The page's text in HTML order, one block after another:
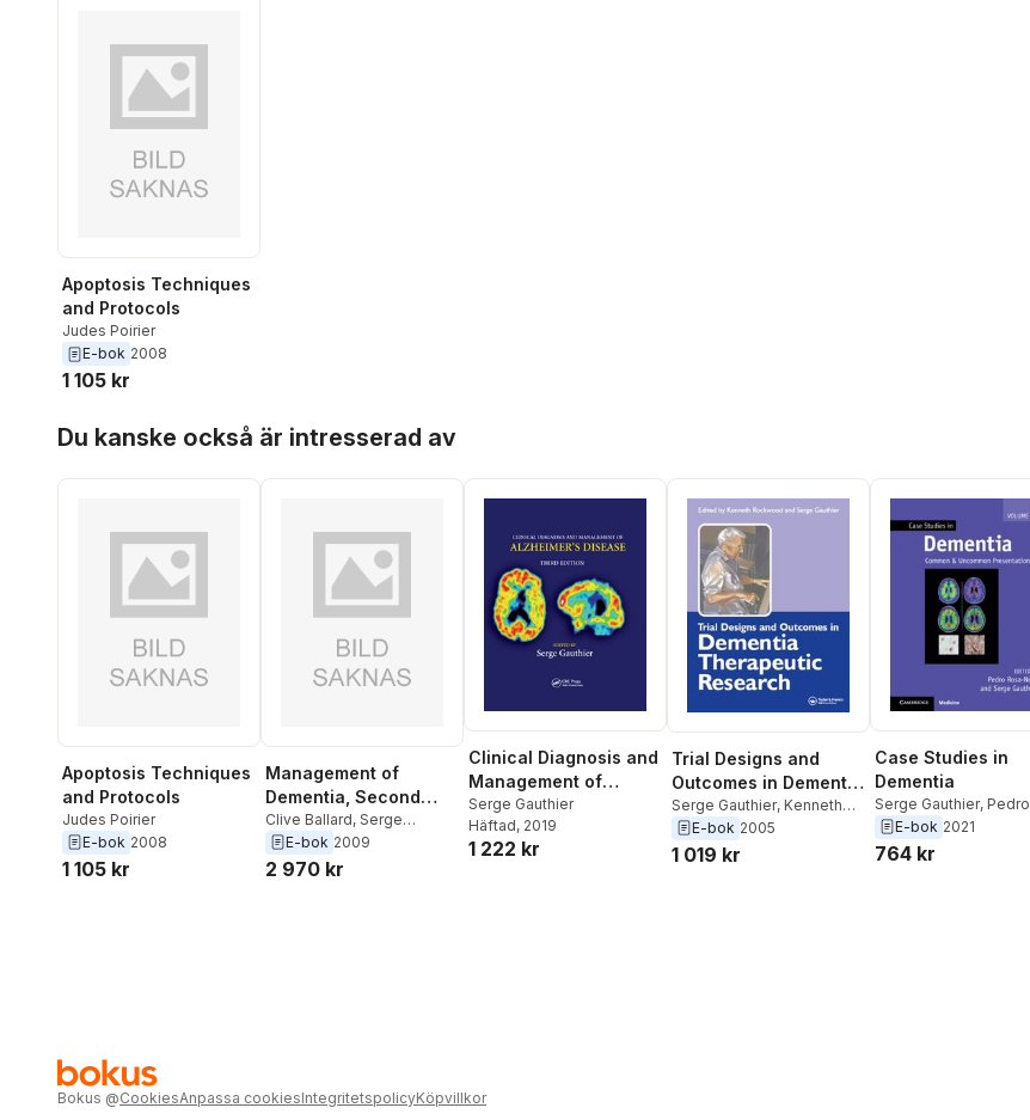
Apoptosis Techniques
and Protocols
Judes Poirier
E-bok 2008
1 105 kr
Du kanske också är intresserad av
Apoptosis Techniques
and Protocols
Judes Poirier
E-bok 2008
1 105 kr
Management of
Dementia, Second
Edition
Clive Ballard, Serge
Gauthier
E-bok 2009
2 970 kr
Clinical Diagnosis and
Management of
Alzheimer's Disease
Serge Gauthier
Häftad, 2019
1 222 kr
Trial Designs and
Outcomes in Dementia
Therapeutic Research
Serge Gauthier, Kenneth
Rockwood
E-bok 2005
1 019 kr
Case Studies in
Dementia
Serge Gauthier, Pedro
Rosa-Neto
E-bok 2021
764 kr
Bokus @CookiesAnpassa cookiesIntegritetspolicyKöpvillkor